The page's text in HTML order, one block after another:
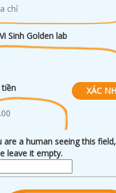
Sinh Golden lab
tiền
are a human seeing this field,
leave it empty.